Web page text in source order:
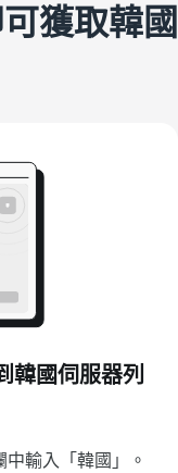
獲取韓國
韓國伺服器列
輸入「韓國」。